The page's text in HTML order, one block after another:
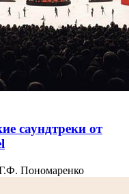
саундтреки от
Пономаренко